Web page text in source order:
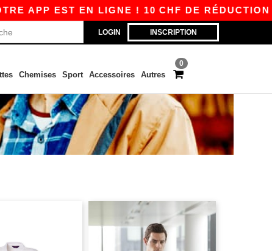
APP EST EN LIGNE ! 10 CHF DE RÉDUCTION
LOGIN INSCRIPTION
0
Chemises Sport Accessoires Autres